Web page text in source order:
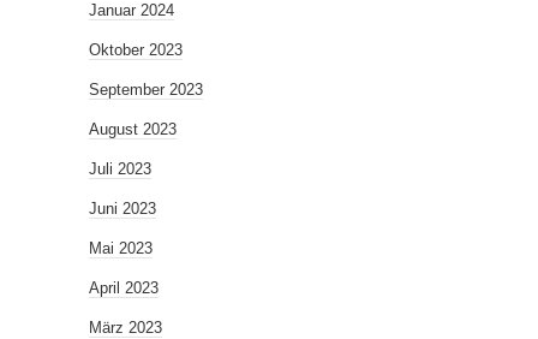
Januar 2024
Oktober 2023
September 2023
August 2023
Juli 2023
Juni 2023
Mai 2023
April 2023
März 2023